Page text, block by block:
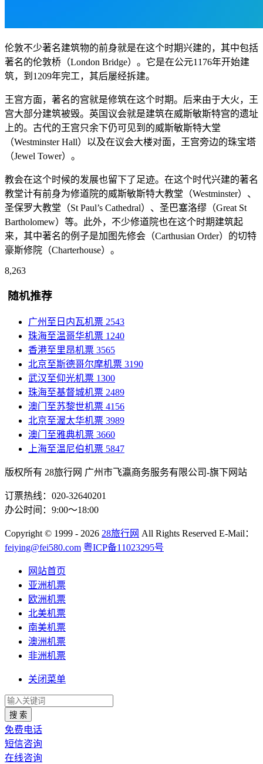
伦敦不少著名建筑物的前身就是在这个时期兴建的，其中包括
著名的伦敦桥（London Bridge）。它是在公元1176年开始建
筑，到1209年完工，其后屡经拆建。
王宫方面，著名的宫就是修筑在这个时期。后来由于大火，王
宫大部分建筑被毁。英国议会就是建筑在威斯敏斯特宫的遗址
上的。古代的王宫只余下仍可见到的威斯敏斯特大堂
（Westminster Hall）以及在议会大楼对面，王宫旁边的珠宝塔
（Jewel Tower）。
教会在这个时候的发展也留下了足迹。在这个时代兴建的著名
教堂计有前身为修道院的威斯敏斯特大教堂（Westminster）、
圣保罗大教堂（St Paul’s Cathedral）、圣巴塞洛缪（Great St
Bartholomew）等。此外，不少修道院也在这个时期建筑起
来，其中著名的例子是加图先修会（Carthusian Order）的切特
豪斯修院（Charterhouse）。
8,263
随机推荐
广州至日内瓦机票 2543
珠海至温哥华机票 1240
香港至里昂机票 3565
北京至斯德哥尔摩机票 3190
武汉至仰光机票 1300
珠海至基督城机票 2489
澳门至苏黎世机票 4156
北京至渥太华机票 3989
澳门至雅典机票 3660
上海至温尼伯机票 5847
版权所有 28旅行网 广州市飞瀛商务服务有限公司-旗下网站
订票热线：020-32640201
办公时间：9:00～18:00
Copyright © 1999 - 2026 28旅行网 All Rights Reserved E-Mail：
feiying@fei580.com 粤ICP备11023295号
网站首页
亚洲机票
欧洲机票
北美机票
南美机票
澳洲机票
非洲机票
关闭菜单
搜 索
免费电话
短信咨询
在线咨询